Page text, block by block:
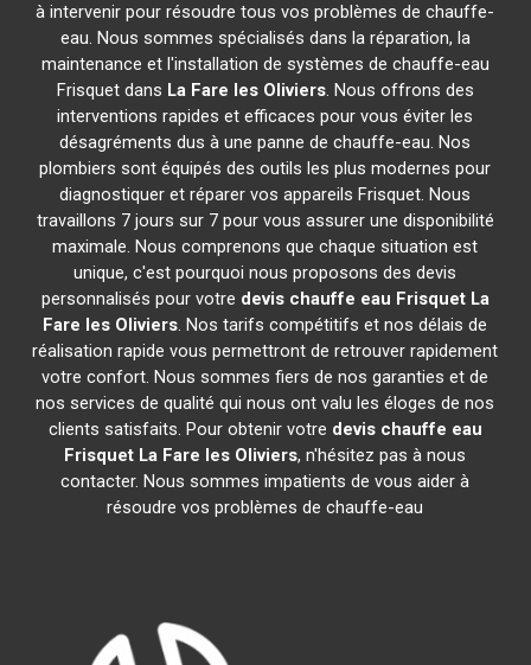
à intervenir pour résoudre tous vos problèmes de chauffe-
eau. Nous sommes spécialisés dans la réparation, la
maintenance et l'installation de systèmes de chauffe-eau
Frisquet dans La Fare les Oliviers. Nous offrons des
interventions rapides et efficaces pour vous éviter les
désagréments dus à une panne de chauffe-eau. Nos
plombiers sont équipés des outils les plus modernes pour
diagnostiquer et réparer vos appareils Frisquet. Nous
travaillons 7 jours sur 7 pour vous assurer une disponibilité
maximale. Nous comprenons que chaque situation est
unique, c'est pourquoi nous proposons des devis
personnalisés pour votre devis chauffe eau Frisquet La
Fare les Oliviers. Nos tarifs compétitifs et nos délais de
réalisation rapide vous permettront de retrouver rapidement
votre confort. Nous sommes fiers de nos garanties et de
nos services de qualité qui nous ont valu les éloges de nos
clients satisfaits. Pour obtenir votre devis chauffe eau
Frisquet La Fare les Oliviers, n'hésitez pas à nous
contacter. Nous sommes impatients de vous aider à
résoudre vos problèmes de chauffe-eau